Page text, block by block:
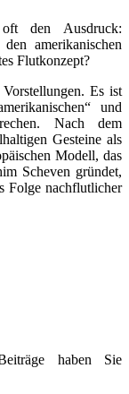
den Ausdruck:
amerikanischen
Flutkonzept?
Es ist
und
Nach dem
Gesteine als
Modell, das
Scheven gründet,
Folge nachflutlicher
haben Sie